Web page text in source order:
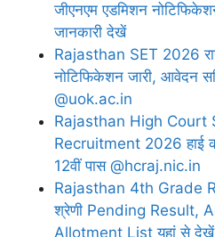
जीएनएम एडमिशन
जानकारी देखें
Rajasthan SET 2026
नोटिफिकेशन जारी, आवेदन
@uok.ac.in
Rajasthan High Court
Recruitment 2026 हाई
12वीं पास @hcraj.nic.in
Rajasthan 4th Grade
श्रेणी Pending Result,
Allotment List यहां से देखें